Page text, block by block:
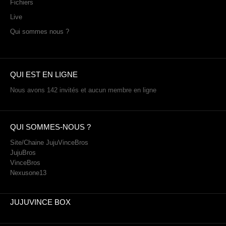
Fichiers
Live
Qui sommes nous ?
QUI EST EN LIGNE
Nous avons 142 invités et aucun membre en ligne
QUI SOMMES-NOUS ?
Site/Chaine JujuVinceBros
JujuBros
VinceBros
Nexusone13
JUJUVINCE BOX